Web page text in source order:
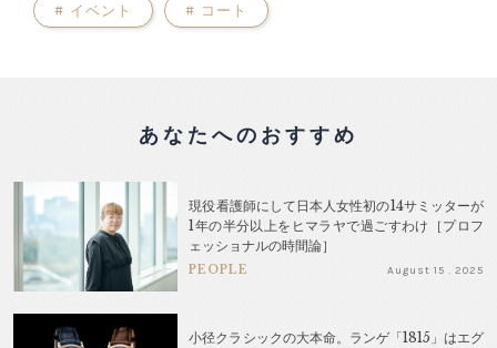
# イベント # コート
あなたへのおすすめ
現役看護師にして日本人女性初の14サミッターが
1年の半分以上をヒマラヤで過ごすわけ［プロフ
ェッショナルの時間論］
PEOPLE August 15 . 2025
小径クラシックの大本命。ランゲ「1815」はエグ